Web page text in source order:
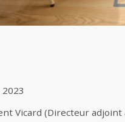
Vicard (Directeur